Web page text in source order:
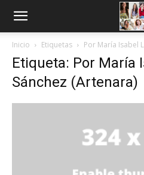
Inicio Etiquetas Por María Isabel
Etiqueta: Por María
Sánchez (Artenara)